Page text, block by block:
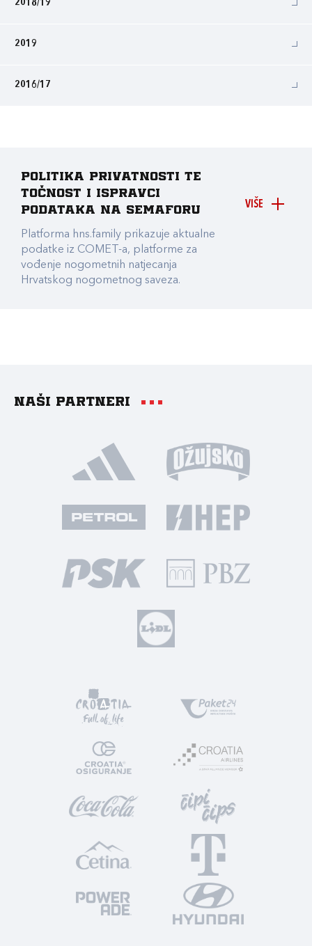
2018/19
2019
2016/17
VIŠE
Politika privatnosti te
točnost i ispravci
podataka na Semaforu
Platforma hns.family prikazuje aktualne
podatke iz COMET-a, platforme za
vođenje nogometnih natjecanja
Hrvatskog nogometnog saveza.
Naši partneri